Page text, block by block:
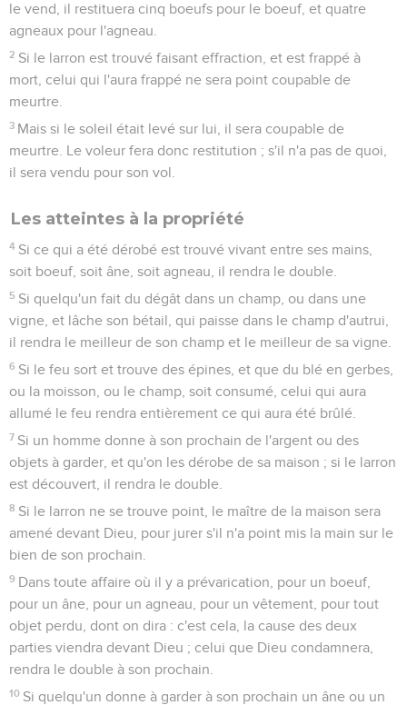
le vend, il restituera cinq boeufs pour le boeuf, et quatre
agneaux pour l'agneau.
2 Si le larron est trouvé faisant effraction, et est frappé à
mort, celui qui l'aura frappé ne sera point coupable de
meurtre.
3 Mais si le soleil était levé sur lui, il sera coupable de
meurtre. Le voleur fera donc restitution ; s'il n'a pas de quoi,
il sera vendu pour son vol.
Les atteintes à la propriété
4 Si ce qui a été dérobé est trouvé vivant entre ses mains,
soit boeuf, soit âne, soit agneau, il rendra le double.
5 Si quelqu'un fait du dégât dans un champ, ou dans une
vigne, et lâche son bétail, qui paisse dans le champ d'autrui,
il rendra le meilleur de son champ et le meilleur de sa vigne.
6 Si le feu sort et trouve des épines, et que du blé en gerbes,
ou la moisson, ou le champ, soit consumé, celui qui aura
allumé le feu rendra entièrement ce qui aura été brûlé.
7 Si un homme donne à son prochain de l'argent ou des
objets à garder, et qu'on les dérobe de sa maison ; si le larron
est découvert, il rendra le double.
8 Si le larron ne se trouve point, le maître de la maison sera
amené devant Dieu, pour jurer s'il n'a point mis la main sur le
bien de son prochain.
9 Dans toute affaire où il y a prévarication, pour un boeuf,
pour un âne, pour un agneau, pour un vêtement, pour tout
objet perdu, dont on dira : c'est cela, la cause des deux
parties viendra devant Dieu ; celui que Dieu condamnera,
rendra le double à son prochain.
10 Si quelqu'un donne à garder à son prochain un âne ou un